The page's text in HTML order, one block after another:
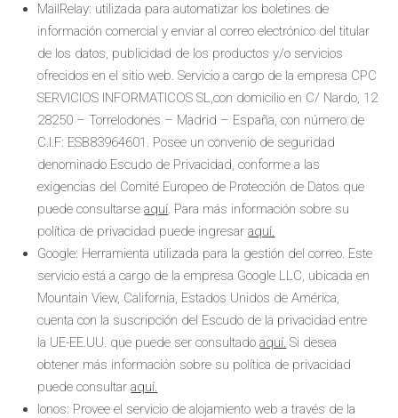
MailRelay: utilizada para automatizar los boletines de
información comercial y enviar al correo electrónico del titular
de los datos, publicidad de los productos y/o servicios
ofrecidos en el sitio web. Servicio a cargo de la empresa CPC
SERVICIOS INFORMATICOS SL,con domicilio en C/ Nardo, 12
28250 – Torrelodones – Madrid – España, con número de
C.I.F: ESB83964601. Posee un convenio de seguridad
denominado Escudo de Privacidad, conforme a las
exigencias del Comité Europeo de Protección de Datos que
puede consultarseaquí. Para más información sobre su
política de privacidad puede ingresaraquí.
Google: Herramienta utilizada para la gestión del correo. Este
servicio está a cargo de la empresa Google LLC, ubicada en
Mountain View, California, Estados Unidos de América,
cuenta con la suscripción del Escudo de la privacidad entre
la UE-EE.UU. que puede ser consultadoaquí. Si desea
obtener más información sobre su política de privacidad
puede consultaraquí.
Ionos: Provee el servicio de alojamiento web a través de la